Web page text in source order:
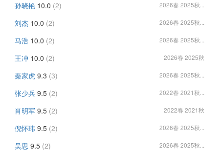
孙晓艳 10.0 (2) 2026春 2025秋...
刘杰 10.0 (2) 2026春 2025秋...
马浩 10.0 (2) 2026春 2025秋...
王冲 10.0 (2) 2026春 2025秋
秦家虎 9.3 (3) 2026春 2025秋...
张少兵 9.5 (2) 2022春 2021秋...
肖明军 9.5 (2) 2022春 2021秋
倪怀玮 9.5 (2) 2026春 2025秋...
吴思 9.5 (2) 2026春 2025秋...